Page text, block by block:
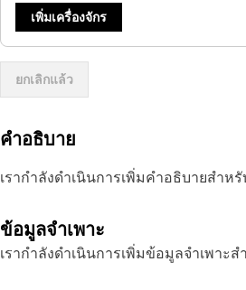
เพิ่มเครื่องจักร
ยกเลิกแล้ว
คำอธิบาย
เรากำลังดำเนินการเพิ่มคำอธิบายสำห
ข้อมูลจำเพาะ
เรากำลังดำเนินการเพิ่มข้อมูลจำเพาะ